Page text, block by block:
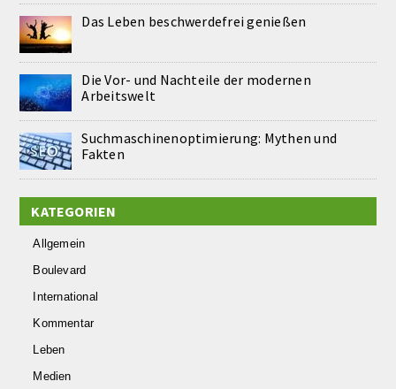
Das Leben beschwerdefrei genießen
Die Vor- und Nachteile der modernen
Arbeitswelt
Suchmaschinenoptimierung: Mythen und
Fakten
KATEGORIEN
Allgemein
Boulevard
International
Kommentar
Leben
Medien